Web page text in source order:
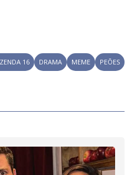
16 DRAMA MEME PEÕES